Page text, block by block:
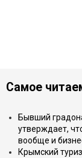
Самое
Бывший
утверждает,
вообще и
Крымский